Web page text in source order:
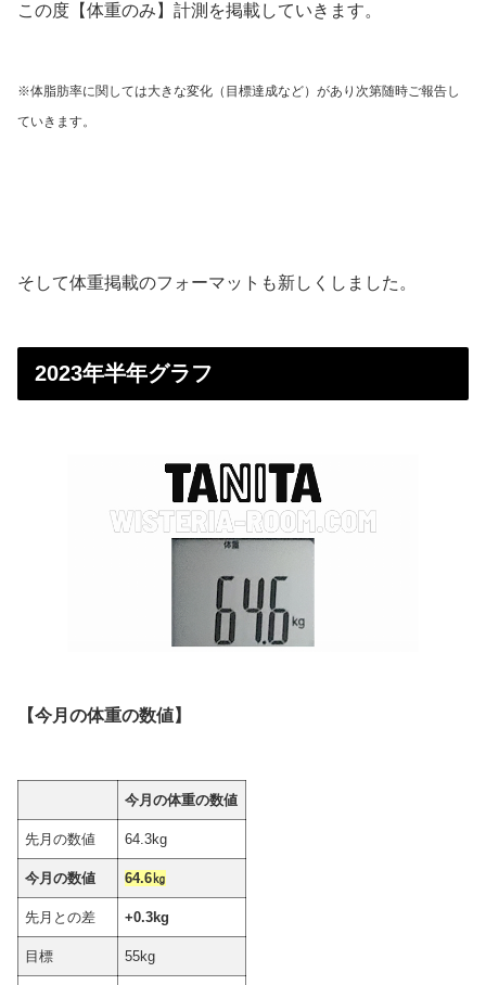
この度【体重のみ】計測を掲載していきます。
※体脂肪率に関しては大きな変化（目標達成など）があり次第随時ご報告し
ていきます。
そして体重掲載のフォーマットも新しくしました。
2023年半年グラフ
【今月の体重の数値】
今月の体重の数値
先月の数値 64.3kg
今月の数値 64.6㎏
先月との差 +0.3kg
目標 55kg